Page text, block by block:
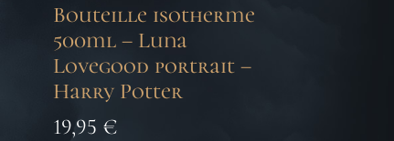
Bouteille isotherme
500ml – Luna
Lovegood portrait –
Harry Potter
19,95 €